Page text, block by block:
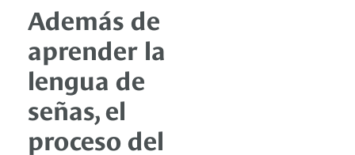
Además de
aprender la
lengua de
señas, el
proceso del